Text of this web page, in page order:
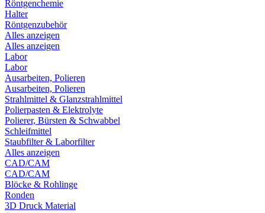
Röntgenchemie
Halter
Röntgenzubehör
Alles anzeigen
Alles anzeigen
Labor
Labor
Ausarbeiten, Polieren
Ausarbeiten, Polieren
Strahlmittel & Glanzstrahlmittel
Polierpasten & Elektrolyte
Polierer, Bürsten & Schwabbel
Schleifmittel
Staubfilter & Laborfilter
Alles anzeigen
CAD/CAM
CAD/CAM
Blöcke & Rohlinge
Ronden
3D Druck Material